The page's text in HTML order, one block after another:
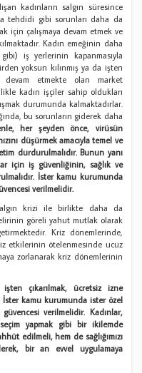
kadınların salgın süresince
tehdidi gibi sorunları daha da
için çalışmaya devam etmek ve
Kadın emeğinin daha
iş yerlerinin kapanmasıyla
yoksun kılınmış ya da işten
devam etmekte olan market
kadın işçiler sahip oldukları
durumunda kalmaktadırlar.
bu sorunların giderek daha
her şeyden önce, virüsün
düşürmek amacıyla temel ve
durdurulmalıdır. Bunun yanı
için iş güvenliğinin, sağlık ve
İster kamu kurumunda
verilmelidir.
krizi ile birlikte daha da
göreli yahut mutlak olarak
Kriz dönemlerinde,
etkilerinin ötelenmesinde ucuz
zorlanarak kriz dönemlerinin
çıkarılmak, ücretsiz izne
İster kamu kurumunda ister özel
verilmelidir. Kadınlar,
yapmak gibi bir ikilemde
edilmeli, hem de sağlığımızı
bir an evvel uygulamaya